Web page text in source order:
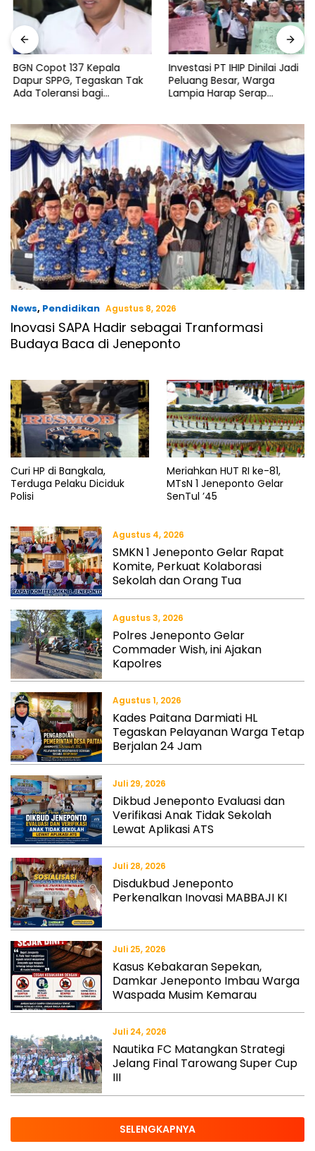
BGN Copot 137 Kepala
Dapur SPPG, Tegaskan Tak
Ada Toleransi bagi
Investasi PT IHIP Dinilai Jadi
Peluang Besar, Warga
Lampia Harap Serap
News, Pendidikan Agustus 8, 2026
Inovasi SAPA Hadir sebagai Tranformasi
Budaya Baca di Jeneponto
Curi HP di Bangkala,
Terduga Pelaku Diciduk
Polisi
Meriahkan HUT RI ke-81,
MTsN 1 Jeneponto Gelar
SenTul ’45
Agustus 4, 2026
SMKN 1 Jeneponto Gelar Rapat
Komite, Perkuat Kolaborasi
Sekolah dan Orang Tua
Agustus 3, 2026
Polres Jeneponto Gelar
Commader Wish, ini Ajakan
Kapolres
Agustus 1, 2026
Kades Paitana Darmiati HL
Tegaskan Pelayanan Warga Tetap
Berjalan 24 Jam
Juli 29, 2026
Dikbud Jeneponto Evaluasi dan
Verifikasi Anak Tidak Sekolah
Lewat Aplikasi ATS
Juli 28, 2026
Disdukbud Jeneponto
Perkenalkan Inovasi MABBAJI KI
Juli 25, 2026
Kasus Kebakaran Sepekan,
Damkar Jeneponto Imbau Warga
Waspada Musim Kemarau
Juli 24, 2026
Nautika FC Matangkan Strategi
Jelang Final Tarowang Super Cup
III
SELENGKAPNYA